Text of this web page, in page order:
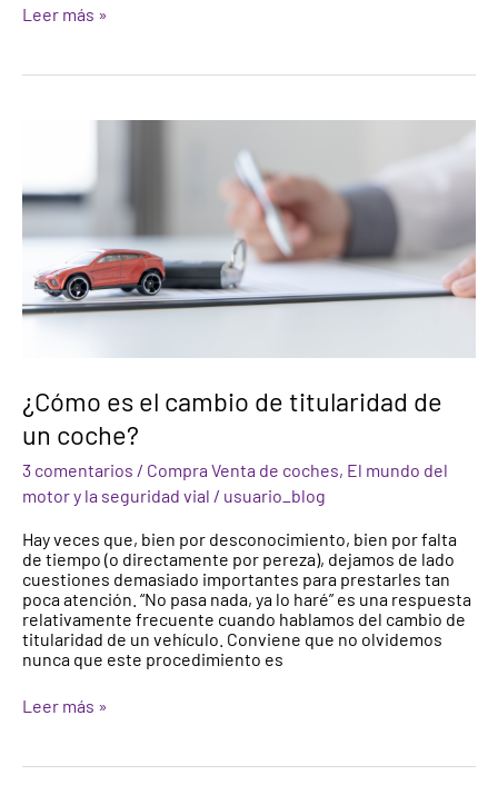
Leer más »
¿Cómo es el cambio de titularidad de
un coche?
3 comentarios / Compra Venta de coches, El mundo del
motor y la seguridad vial / usuario_blog
Hay veces que, bien por desconocimiento, bien por falta
de tiempo (o directamente por pereza), dejamos de lado
cuestiones demasiado importantes para prestarles tan
poca atención. “No pasa nada, ya lo haré” es una respuesta
relativamente frecuente cuando hablamos del cambio de
titularidad de un vehículo. Conviene que no olvidemos
nunca que este procedimiento es
cambio
de
de
un
coche?
Leer más »